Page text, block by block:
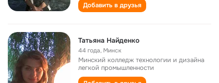
Добавить в друзья
Татьяна Найденко
44 года, Минск
Минский колледж технологии и дизайна
легкой промышленности